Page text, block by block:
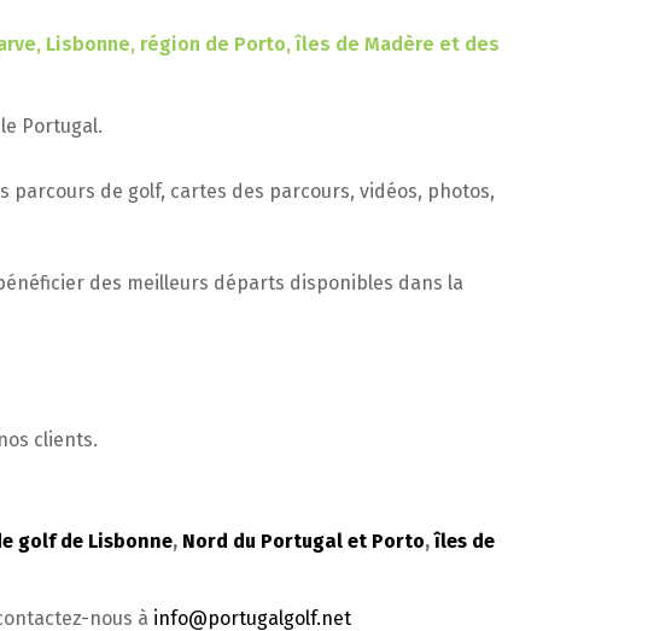
Lisbonne, région de Porto, îles de Madère et des
Portugal.
de golf, cartes des parcours, vidéos, photos,
des meilleurs départs disponibles dans la
clients.
golf de Lisbonne, Nord du Portugal et Porto,îles de
nous à info@portugalgolf.net